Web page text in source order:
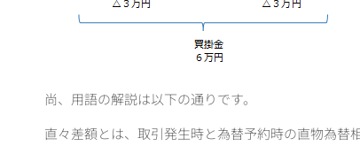
尚、用語の解説は以下の通りです。
直々差額とは、取引発生時と為替予約時の直物為替